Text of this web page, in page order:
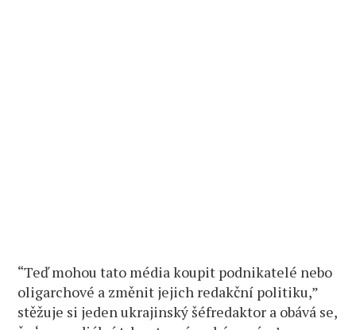
“Teď mohou tato média koupit podnikatelé nebo
oligarchové a změnit jejich redakční politiku,”
stěžuje si jeden ukrajinský šéfredaktor a obává se,